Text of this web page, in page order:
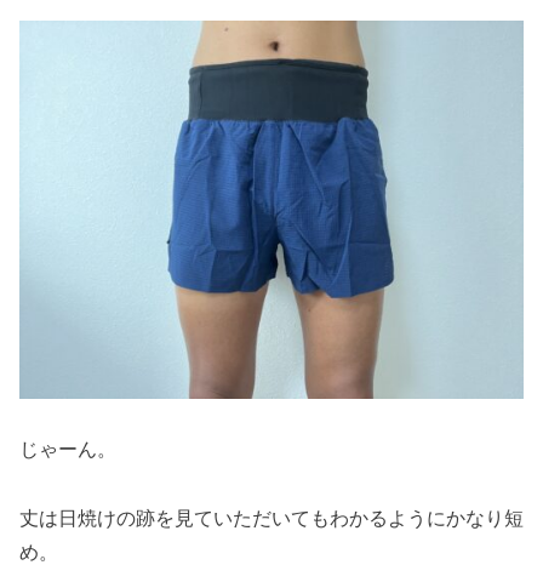
じゃーん。
丈は日焼けの跡を見ていただいてもわかるようにかなり短
め。